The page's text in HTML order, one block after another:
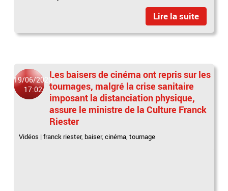
Lire la suite
19/06/2020
17:02
Les baisers de cinéma ont repris sur les
tournages, malgré la crise sanitaire
imposant la distanciation physique,
assure le ministre de la Culture Franck
Riester
Vidéos |franck riester, baiser,cinéma,tournage